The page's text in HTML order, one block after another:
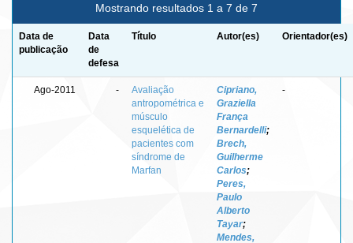
Mostrando resultados 1 a 7 de 7
Data de
publicação
Data
de
defesa
Título Autor(es) Orientador(es)
Ago-2011 -
Avaliação
antropométrica e
músculo
esquelética de
pacientes com
síndrome de
Marfan
Cipriano,
Graziella
França
Bernardelli;
Brech,
Guilherme
Carlos;
Peres,
Paulo
Alberto
Tayar;
Mendes,
-